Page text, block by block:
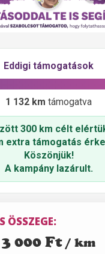
Eddigi támogatások
1 132 km támogatva
300 km célt
extra támogatás
Köszönjük!
A kampány lazárult.
ÖSSZEGE:
3 000 Ft